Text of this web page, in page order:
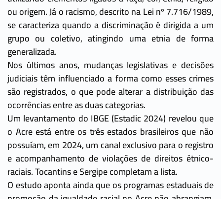
ou origem. Já o racismo, descrito na Lei nº 7.716/1989,
se caracteriza quando a discriminação é dirigida a um
grupo ou coletivo, atingindo uma etnia de forma
generalizada.
Nos últimos anos, mudanças legislativas e decisões
judiciais têm influenciado a forma como esses crimes
são registrados, o que pode alterar a distribuição das
ocorrências entre as duas categorias.
Um levantamento do IBGE (Estadic 2024) revelou que
o Acre está entre os três estados brasileiros que não
possuíam, em 2024, um canal exclusivo para o registro
e acompanhamento de violações de direitos étnico-
raciais. Tocantins e Sergipe completam a lista.
O estudo aponta ainda que os programas estaduais de